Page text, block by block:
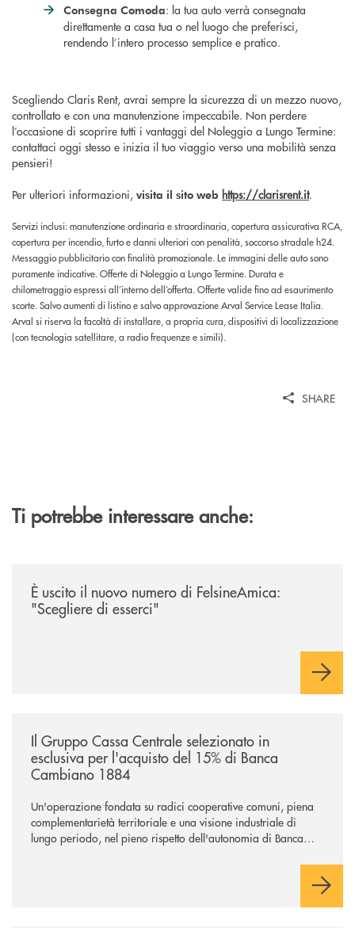
Consegna Comoda: la tua auto verrà consegnata
direttamente a casa tua o nel luogo che preferisci,
rendendo l’intero processo semplice e pratico.
Scegliendo Claris Rent, avrai sempre la sicurezza di un mezzo nuovo,
controllato e con una manutenzione impeccabile. Non perdere
l’occasione di scoprire tutti i vantaggi del Noleggio a Lungo Termine:
contattaci oggi stesso e inizia il tuo viaggio verso una mobilità senza
pensieri!
Per ulteriori informazioni, visita il sito web https://clarisrent.it.
Servizi inclusi: manutenzione ordinaria e straordinaria, copertura assicurativa RCA,
copertura per incendio, furto e danni ulteriori con penalità, soccorso stradale h24.
Messaggio pubblicitario con finalità promozionale. Le immagini delle auto sono
puramente indicative. Offerte di Noleggio a Lungo Termine. Durata e
chilometraggio espressi all’interno dell’offerta. Offerte valide fino ad esaurimento
scorte. Salvo aumenti di listino e salvo approvazione Arval Service Lease Italia.
Arval si riserva la facoltà di installare, a propria cura, dispositivi di localizzazione
(con tecnologia satellitare, a radio frequenze e simili).
SHARE
Ti potrebbe interessare anche:
È uscito il nuovo numero di FelsineAmica:
"Scegliere di esserci"
Il Gruppo Cassa Centrale selezionato in
esclusiva per l'acquisto del 15% di Banca
Cambiano 1884
Un'operazione fondata su radici cooperative comuni, piena
complementarietà territoriale e una visione industriale di
lungo periodo, nel pieno rispetto dell'autonomia di Banca
negoziazione esclusiva per la finalizzazione dell’operazione.